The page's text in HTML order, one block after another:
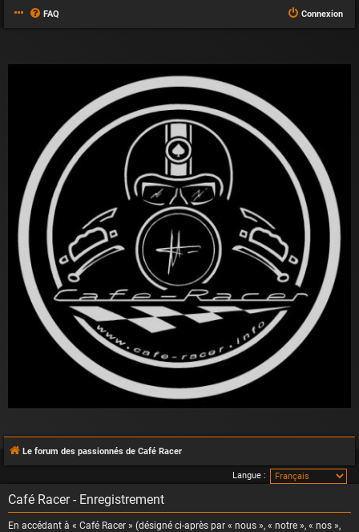
FAQ Connexion
Le forum des passionnés de Café Racer
Langue :
Café Racer - Enregistrement
En accédant à « Café Racer » (désigné ci-après par « nous », « notre », « nos »,